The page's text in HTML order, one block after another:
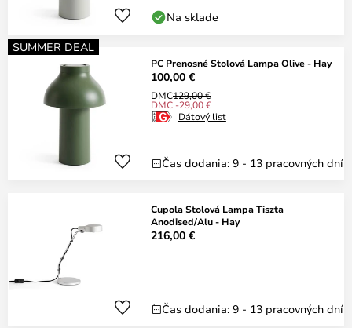
Na sklade
SUMMER DEAL
PC Prenosné Stolová Lampa Olive - Hay
100,00 €
DMC129,00 €
DMC -29,00 €
Dátový list
Čas dodania: 9 - 13 pracovných dní
Cupola Stolová Lampa Tiszta
Anodised/Alu - Hay
216,00 €
Čas dodania: 9 - 13 pracovných dní